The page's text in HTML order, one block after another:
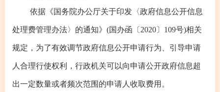
依据《国务院办公厅关于印发〈政府信息公开信息
处理费管理办法〉的通知》(国办函〔2020〕109号)相关
规定，为了有效调节政府信息公开申请行为、引导申请
人合理行使权利，行政机关可以向申请公开政府信息超
出一定数量或者频次范围的申请人收取费用。